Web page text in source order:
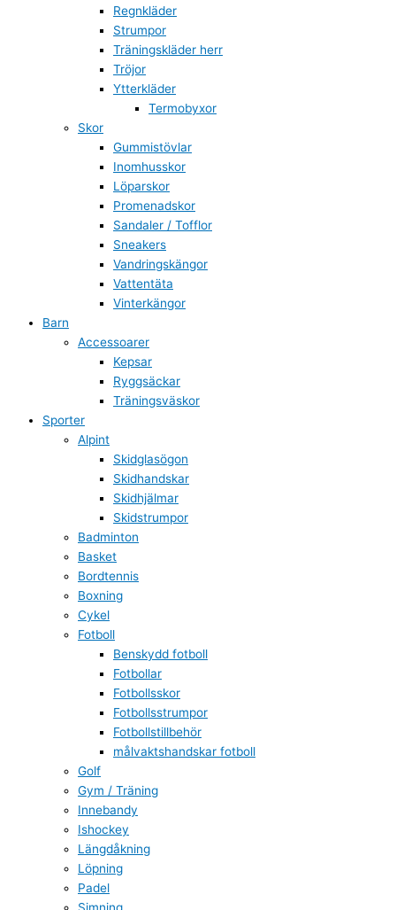
Regnkläder
Strumpor
Träningskläder herr
Tröjor
Ytterkläder
Termobyxor
Skor
Gummistövlar
Inomhusskor
Löparskor
Promenadskor
Sandaler / Tofflor
Sneakers
Vandringskängor
Vattentäta
Vinterkängor
Barn
Accessoarer
Kepsar
Ryggsäckar
Träningsväskor
Sporter
Alpint
Skidglasögon
Skidhandskar
Skidhjälmar
Skidstrumpor
Badminton
Basket
Bordtennis
Boxning
Cykel
Fotboll
Benskydd fotboll
Fotbollar
Fotbollsskor
Fotbollsstrumpor
Fotbollstillbehör
målvaktshandskar fotboll
Golf
Gym / Träning
Innebandy
Ishockey
Längdåkning
Löpning
Padel